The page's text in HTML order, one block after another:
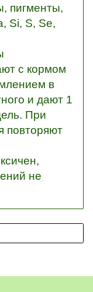
пигменты,
Si, S, Se,
с кормом
в
и дают 1
При
повторяют
не